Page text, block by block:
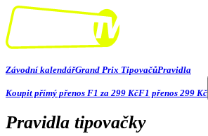
Závodní kalendářGrand Prix TipovačůPravidla
Koupit přímý přenos F1 za 299 KčF1 přenos 299 Kč
Pravidla tipovačky